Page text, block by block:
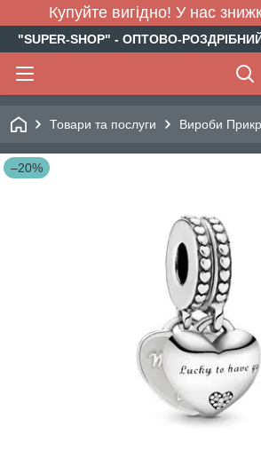
Купуйте вигідно! У нас
"SUPER-SHOP" - ОПТОВО-
Товари та послуги Вироби
–20%